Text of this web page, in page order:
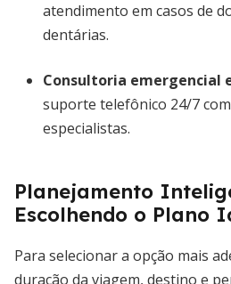
atendimento em casos de
dentárias.
Consultoria emergencial
suporte telefônico 24/7
especialistas.
Planejamento
Escolhendo o Plano
Para selecionar a opção mais
duração da viagem, destino e